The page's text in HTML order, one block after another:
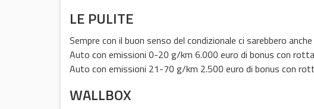
LE PULITE
Sempre con il buon senso del condizionale ci sarebbero
Auto con emissioni 0-20 g/km 6.000 euro di bonus con
Auto con emissioni 21-70 g/km 2.500 euro di bonus con
WALLBOX